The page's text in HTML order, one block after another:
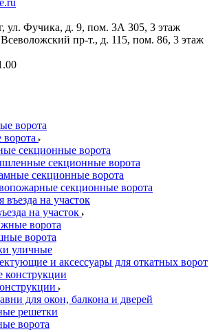
ул. Фучика, д. 9, пом. 3А 305, 3 этаж
пр-т., д. 115, пом. 86, 3 этаж
секционные ворота
секционные ворота
секционные ворота
секционные ворота
на участок
ворота
ворота
уличные
и аксессуары для откатных ворот
для окон, балкона и дверей
решетки
ворота